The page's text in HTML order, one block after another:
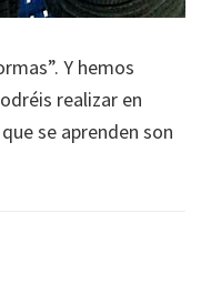
Y hemos
realizar en
se aprenden son